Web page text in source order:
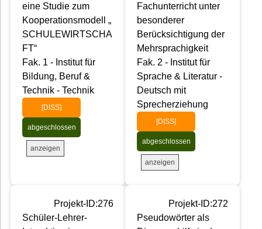
eine Studie zum
Kooperationsmodell „
SCHULEWIRTSCHA
FT“
Fak. 1 - Institut für
Bildung, Beruf &
Technik - Technik
[DISS]
abgeschlossen
anzeigen
Fachunterricht unter
besonderer
Berücksichtigung der
Mehrsprachigkeit
Fak. 2 - Institut für
Sprache & Literatur -
Deutsch mit
Sprecherziehung
[DISS]
abgeschlossen
anzeigen
Projekt-ID:276
Schüler-Lehrer-
Projekt-ID:272
Pseudowörter als